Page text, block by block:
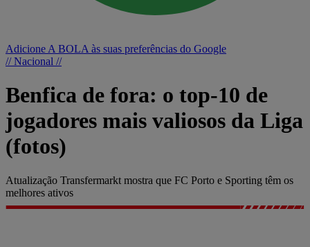
Adicione A BOLA às suas preferências do Google
// Nacional //
Benfica de fora: o top-10 de
jogadores mais valiosos da Liga
(fotos)
Atualização Transfermarkt mostra que FC Porto e Sporting têm os
melhores ativos